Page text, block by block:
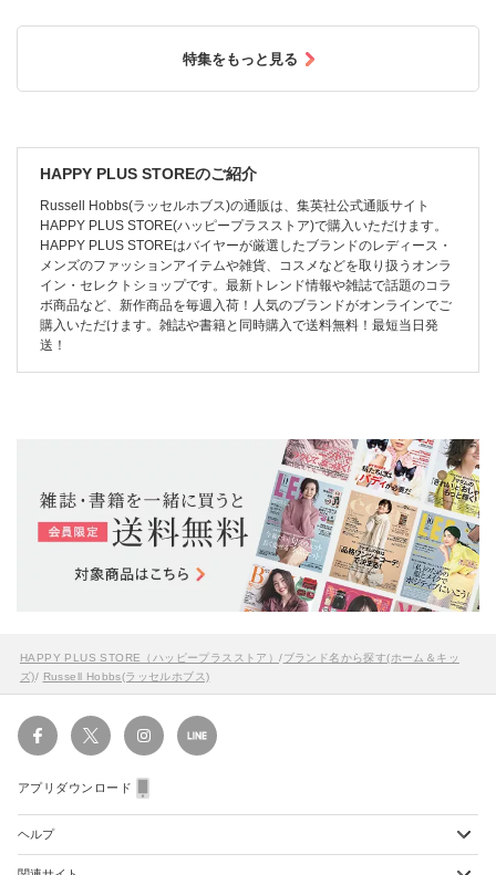
特集をもっと見る
HAPPY PLUS STOREのご紹介
Russell Hobbs(ラッセルホブス)の通販は、集英社公式通販サイト
HAPPY PLUS STORE(ハッピープラスストア)で購入いただけます。
HAPPY PLUS STOREはバイヤーが厳選したブランドのレディース・
メンズのファッションアイテムや雑貨、コスメなどを取り扱うオンラ
イン・セレクトショップです。最新トレンド情報や雑誌で話題のコラ
ボ商品など、新作商品を毎週入荷！人気のブランドがオンラインでご
購入いただけます。雑誌や書籍と同時購入で送料無料！最短当日発
送！
HAPPY PLUS STORE（ハッピープラスストア）/ブランド名から探す(ホーム＆キッ
ズ)/ Russell Hobbs(ラッセルホブス)
アプリダウンロード
ヘルプ